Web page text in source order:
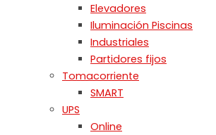
Elevadores
Iluminación Piscinas
Industriales
Partidores fijos
Tomacorriente
SMART
UPS
Online